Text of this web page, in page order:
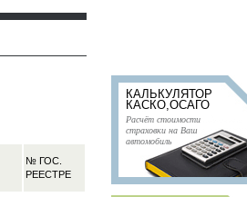
№ ГОС.
РЕЕСТРЕ
КАЛЬКУЛЯТОР
КАСКО,ОСАГО
Расчёт стоимости
страховки на Ваш
автомобиль